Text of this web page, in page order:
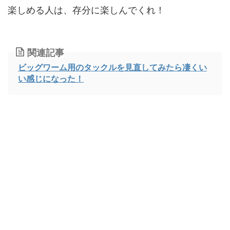
楽しめる人は、存分に楽しんでくれ！
関連記事
ビッグワーム用のタックルを見直してみたら凄くい
い感じになった！